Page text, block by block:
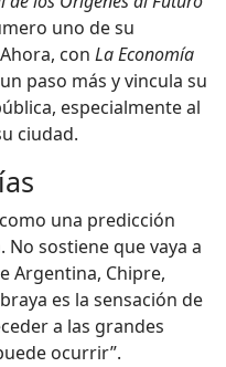
uno de su
con La Economía
paso más y vincula su
especialmente al
ciudad.
una predicción
No sostiene que vaya a
Argentina, Chipre,
es la sensación de
a las grandes
ocurrir”.